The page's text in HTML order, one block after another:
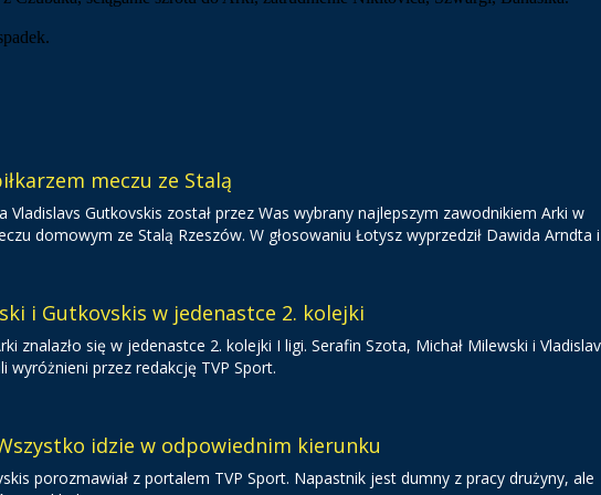
meczu ze Stalą
Vladislavs Gutkovskis został przez Was wybrany najlepszym zawodnikiem Arki w
domowym ze Stalą Rzeszów. W głosowaniu Łotysz wyprzedził Dawida Arndta
i Gutkovskis w jedenastce 2. kolejki
znalazło się w jedenastce 2. kolejki I ligi. Serafin Szota, Michał Milewski i
wyróżnieni przez redakcję TVP Sport.
idzie w odpowiednim kierunku
porozmawiał z portalem TVP Sport. Napastnik jest dumny z pracy drużyny, ale